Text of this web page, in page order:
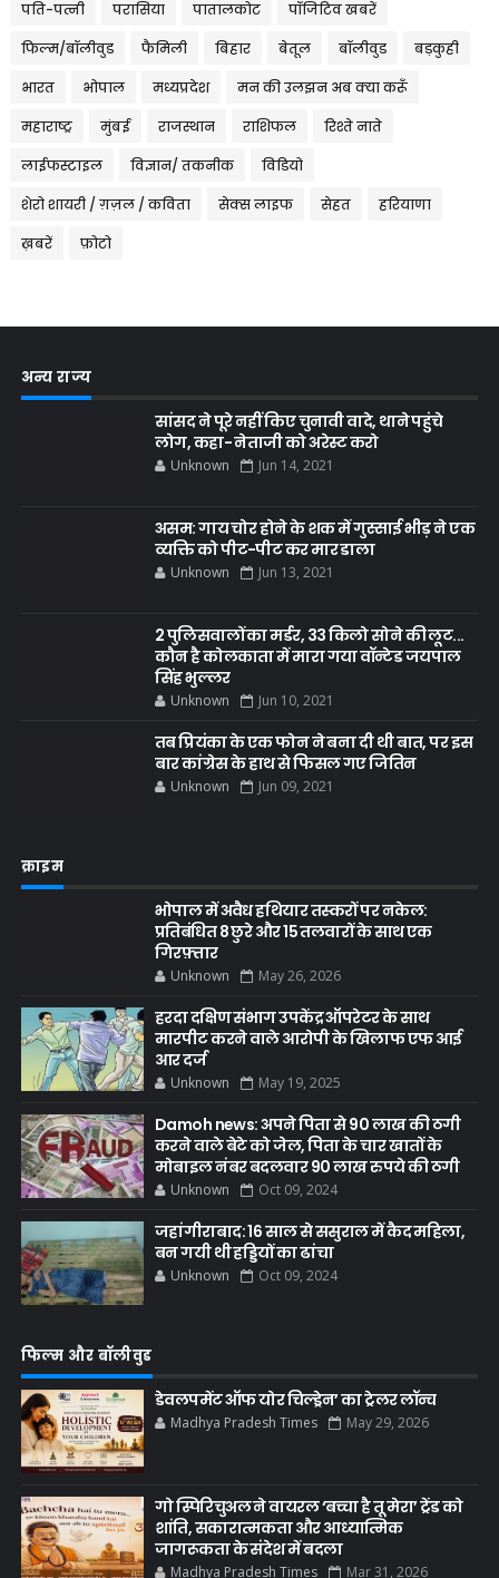
पति-पत्नी परासिया पातालकोट पॉजिटिव खबरें
फिल्म/बॉलीवुड फैमिली बिहार बेतूल बॉलीवुड बड़कुही
भारत भोपाल मध्यप्रदेश मन की उलझन अब क्या करूँ
महाराष्ट्र मुंबई राजस्थान राशिफल रिश्ते नाते
लाईफस्टाइल विज्ञान/ तकनीक विडियो
शेरो शायरी / ग़ज़ल / कविता सेक्स लाइफ सेहत हरियाणा
ख़बरें फ़ोटो
अन्य राज्य
सांसद ने पूरे नहीं किए चुनावी वादे, थाने पहुंचे
लोग, कहा- नेताजी को अरेस्ट करो
Unknown Jun 14, 2021
असम: गाय चोर होने के शक में गुस्साई भीड़ ने एक
व्यक्ति को पीट-पीट कर मार डाला
Unknown Jun 13, 2021
2 पुलिसवालों का मर्डर, 33 किलो सोने की लूट...
कौन है कोलकाता में मारा गया वॉन्टेड जयपाल
सिंह भुल्लर
Unknown Jun 10, 2021
तब प्रियंका के एक फोन ने बना दी थी बात, पर इस
बार कांग्रेस के हाथ से फिसल गए जितिन
Unknown Jun 09, 2021
क्राइम
भोपाल में अवैध हथियार तस्करों पर नकेल:
प्रतिबंधित 8 छुरे और 15 तलवारों के साथ एक
गिरफ़्तार
Unknown May 26, 2026
हरदा दक्षिण संभाग उपकेंद्र ऑपरेटर के साथ
मारपीट करने वाले आरोपी के खिलाफ एफ आई
आर दर्ज
Unknown May 19, 2025
Damoh news: अपने पिता से 90 लाख की ठगी
करने वाले बेटे को जेल, पिता के चार खातों के
मोबाइल नंबर बदलवार 90 लाख रुपये की ठगी
Unknown Oct 09, 2024
जहांगीराबाद: 16 साल से ससुराल में कैद महिला,
बन गयी थी हड्डियों का ढांचा
Unknown Oct 09, 2024
फिल्म और बॉलीवुड
डेवलपमेंट ऑफ योर चिल्ड्रेन’ का ट्रेलर लॉन्च
Madhya Pradesh Times May 29, 2026
गो स्पिरिचुअल ने वायरल ‘बच्चा है तू मेरा’ ट्रेंड को
शांति, सकारात्मकता और आध्यात्मिक
जागरूकता के संदेश में बदला
Madhya Pradesh Times Mar 31, 2026